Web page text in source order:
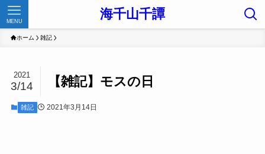
海千山千譚
MENU
ホーム 雑記
【雑記】モスの日
2021
3/14
雑記 2021年3月14日